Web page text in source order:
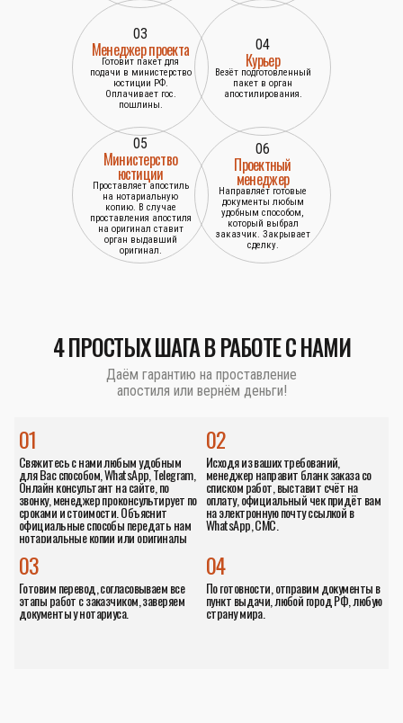
03
Менеджер проекта
Готовит пакет для
подачи в министерство
юстиции РФ.
Оплачивает гос.
пошлины.
04
Курьер
Везёт подготовленный
пакет в орган
апостилирования.
05
Министерство
юстиции
Проставляет апостиль
на нотариальную
копию. В случае
проставления апостиля
на оригинал ставит
орган выдавший
оригинал.
06
Проектный
менеджер
Направляет готовые
документы любым
удобным способом,
который выбрал
заказчик. Закрывает
сделку.
4 ПРОСТЫХ ШАГА В РАБОТЕ С НАМИ
Даём гарантию на проставление
апостиля или вернём деньги!
01
Свяжитесь с нами любым удобным
для Вас способом, WhatsApp, Telegram,
Онлайн консультант на сайте, по
звонку, менеджер проконсультирует по
сроками и стоимости. Объяснит
официальные способы передать нам
нотариальные копии или оригиналы
02
Исходя из ваших требований,
менеджер направит бланк заказа со
списком работ, выставит счёт на
оплату, официальный чек придёт вам
на электронную почту ссылкой в
WhatsApp, СМС.
04
По готовности, отправим документы в
пункт выдачи, любой город РФ, любую
страну мира.
03
Готовим перевод, согласовываем все
этапы работ с заказчиком, заверяем
документы у нотариуса.